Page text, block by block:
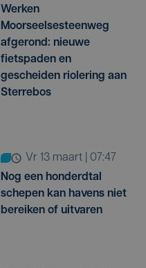
Werken
Moorseelsesteenweg
afgerond: nieuwe
fietspaden en
gescheiden riolering aan
Sterrebos
vr 13 maart | 07:47
Nog een honderdtal
schepen kan havens niet
bereiken of uitvaren